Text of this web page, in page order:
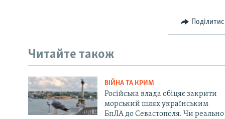
Читайте також
ВІЙНА ТА КРИМ
Російська влада обіцяє закрити
морський шлях українським
БпЛА до Севастополя. Чи реально